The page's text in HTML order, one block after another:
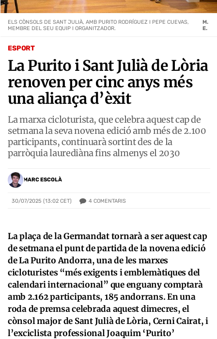
ESPORT
La Purito i Sant Julià de Lòria
renoven per cinc anys més
una aliança d’èxit
La marxa cicloturista, que celebra aquest cap de
setmana la seva novena edició amb més de 2.100
participants, continuarà sortint des de la
parròquia laurediàna fins almenys el 2030
MARC ESCOLÀ
30/07/2025 (13:02 CET) 4 COMENTARIS
ELS CÒNSOLS DE SANT JULIÀ, AMB PURITO RODRÍGUEZ I PEPE CUEVAS,
MEMBRE DEL SEU EQUIP I ORGANITZADOR.
M.
E.
La plaça de la Germandat tornarà a ser aquest cap
de setmana el punt de partida de la novena edició
de La Purito Andorra, una de les marxes
cicloturistes “més exigents i emblemàtiques del
calendari internacional” que enguany comptarà
amb 2.162 participants, 185 andorrans. En una
roda de premsa celebrada aquest dimecres, el
cònsol major de Sant Julià de Lòria, Cerni Cairat, i
l’exciclista professional Joaquim ‘Purito’